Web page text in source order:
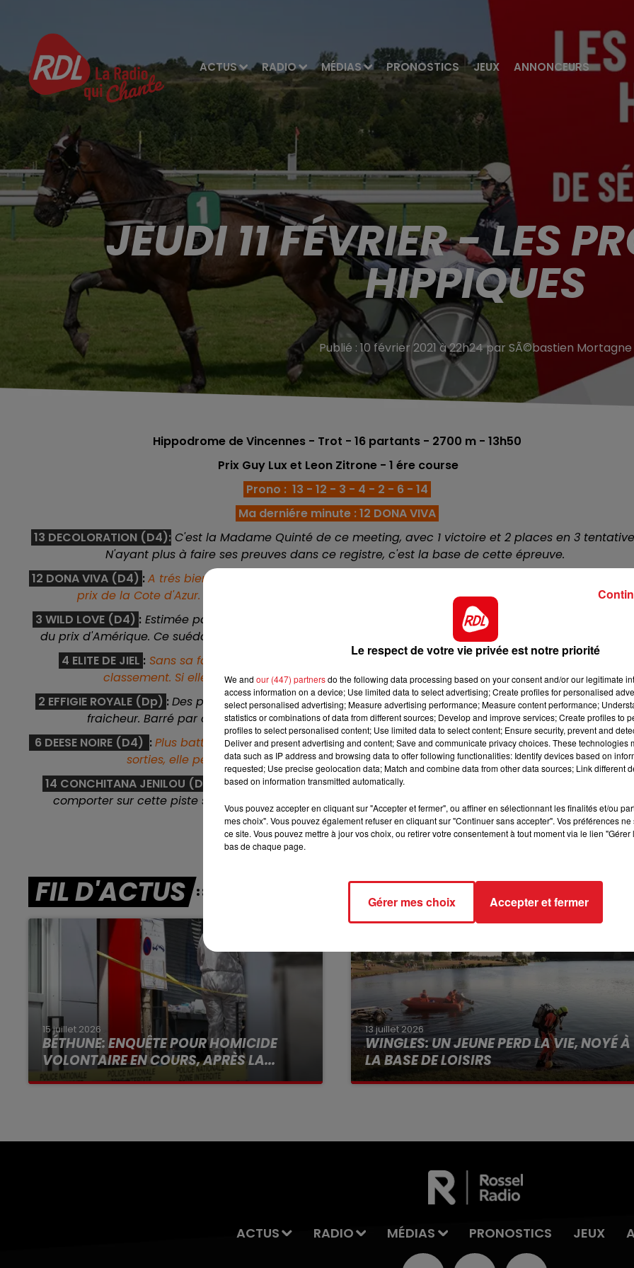
ACTUS RADIO MÉDIAS PRONOSTICS JEUX ANNONCEURS
7h00 - 10h00
DEBOUT C'EST L'HEURE
12h00 - 13h00
RDL & VOUS
JEUDI 11 FÉVRIER - LES
HIPPIQUES
Publié : 10 février 2021 à 22h24 par SÃ©bastien Mortagne
Hippodrome de Vincennes - Trot - 16 partants - 2700 m - 13h50
Prix Guy Lux et Leon Zitrone - 1 ére course
Prono : 13 - 12 - 3 - 4 - 2 - 6 - 14
Ma derniére minute : 12 DONA VIVA
13 DECOLORATION (D4): C'est la Madame Quinté de ce meeting, avec 1 victoire et 2 places en 3
N'ayant plus à faire ses preuves dans ce registre, c'est la base de cette épreuve.
12 DONA VIVA (D4) :A trés bien couru dans les lots plus relevés, notament dans le prix Johansson et dans
prix de la Cote d'Azur. Elle revient dans sa catégorie avec les moyens de finir sur le podium.
3 WILD LOVE (D4) :Estimée par son entourage, elle reste sur une bonne premiére sortie sur notre sol le jour
du prix d'Amérique. Ce suédois qui a aussi du fond, pourrait s'emparer d'une belle place dans ce quinté.
4 ELITE DE JIEL :Sans sa faute dans son dernier parcours, elle aurait pu ésperer à un nouveau bon
classement. Si elle reste sage lors de l'accéleration finale, elle doit finir dans les 4.
2 EFFIGIE ROYALE (Dp) :Des plus réguliéres depuis la fin de l'été, elle arrive dans cette épreuve avec de
fraicheur. Barré par certaine concurrentes pour la victoire, elle sera vu pour un accessit.
6 DEESE NOIRE (D4) :Plus battue par les circonstances de courses que par sa forme sur des deux
sorties, elle peut se coup-ci avec un parcours limpide, terminer à l'arrivée
14 CONCHITANA JENILOU (D4)
:Aprés un long séjour dans le sud-est de la France, elle vient de bien se
comporter sur cette piste sur plus court. Elle a aussi reussi sur 2850m, et n'est pas interdite en fin de
combinaison.
FIL D'ACTUS
15 juillet 2026
BÉTHUNE: ENQUÊTE POUR HOMICIDE
VOLONTAIRE EN COURS, APRÈS LA...
Selon les premiers éléments, le logement
13 juillet 2026
WINGLES: UN JEUNE PERD LA VIE, NOYÉ À
LA BASE DE LOISIRS
La victime a coulé à pic
ACTUS RADIO MÉDIAS PRONOSTICS JEUX
Le respect de votre vie privée est notre priorité
We and our (447) partnersdo the following data processing based on your consent and/or our legitimate
access information on a device; Use limited data to select advertising; Create profiles for personalised
select personalised advertising; Measure advertising performance; Measure content performance;
statistics or combinations of data from different sources; Develop and improve services; Create profiles to
profiles to select personalised content; Use limited data to select content; Ensure security, prevent and
Deliver and present advertising and content; Save and communicate privacy choices. These technologies
data such as IP address and browsing data to offer following functionalities: Identify devices based on
requested; Use precise geolocation data; Match and combine data from other data sources; Link different
based on information transmitted automatically.
Vous pouvez accepter en cliquant sur "Accepter et fermer", ou affiner en sélectionnant les finalités et/ou
mes choix". Vous pouvez également refuser en cliquant sur "Continuer sans accepter". Vos préférences
ce site. Vous pouvez mettre à jour vos choix, ou retirer votre consentement à tout moment via le lien
bas de chaque page.
Gérer mes choix Accepter et fermer